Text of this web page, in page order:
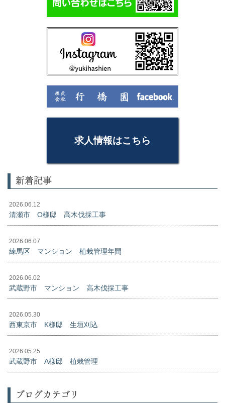
求人情報はこちら
新着記事
2026.06.12
清瀬市 O様邸 高木伐採工事
2026.06.07
練馬区 マンション 植栽管理年間
2026.06.02
武蔵野市 マンション 高木伐採工事
2026.05.30
西東京市 K様邸 生垣刈込
2026.05.25
武蔵野市 A様邸 植栽管理
ブログカテゴリ